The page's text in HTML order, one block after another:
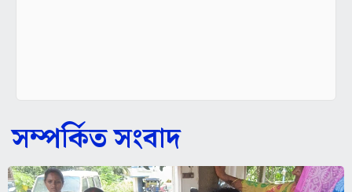
সম্পর্কিত সংবাদ